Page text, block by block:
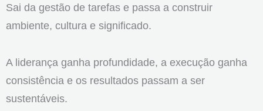
Sai da gestão de tarefas e passa a construir
ambiente, cultura e significado.
A liderança ganha profundidade, a execução ganha
consistência e os resultados passam a ser
sustentáveis.